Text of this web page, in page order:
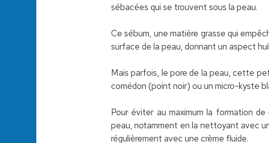
sébacées qui se trouvent sous la peau.
Ce sébum, une matière grasse qui
surface de la peau, donnant un aspect
Mais parfois, le pore de la peau, cette
comédon (point noir) ou un micro-kyste
Pour éviter au maximum la formation
peau, notamment en la nettoyant avec
régulièrement avec une crème fluide.